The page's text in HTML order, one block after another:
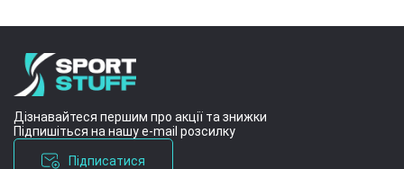
Дізнавайтеся першим про акції та знижки
Підпишіться на нашу e-mail розсилку
Підписатися